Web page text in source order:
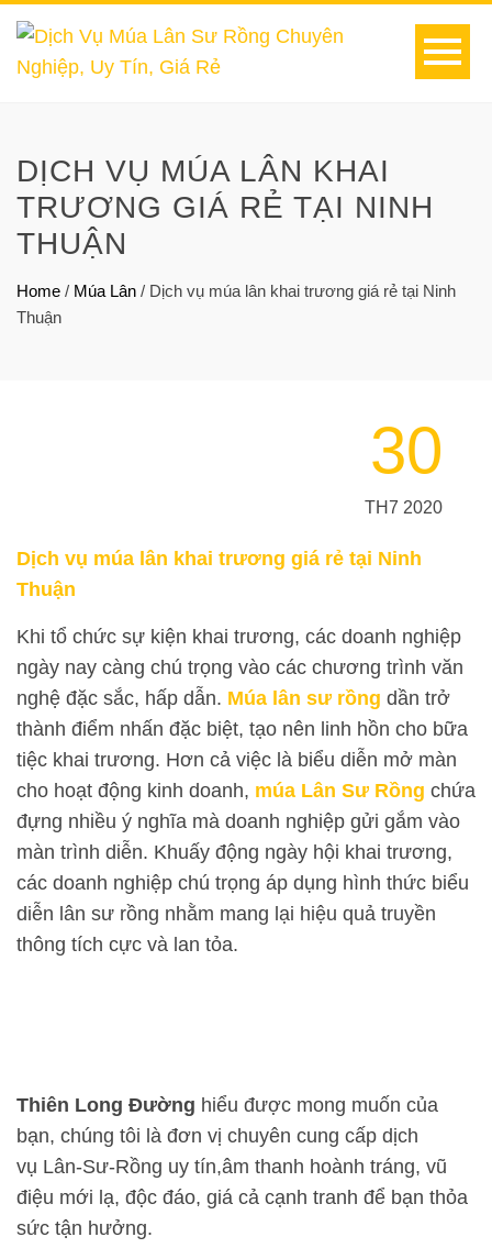
DỊCH VỤ MÚA LÂN KHAI
TRƯƠNG GIÁ RẺ TẠI NINH
THUẬN
Home / Múa Lân / Dịch vụ múa lân khai trương giá rẻ tại Ninh
Thuận
30
TH7 2020
Dịch vụ múa lân khai trương giá rẻ tại Ninh
Thuận
Khi tổ chức sự kiện khai trương, các doanh nghiệp
ngày nay càng chú trọng vào các chương trình văn
nghệ đặc sắc, hấp dẫn. Múa lân sư rồng dần trở
thành điểm nhấn đặc biệt, tạo nên linh hồn cho bữa
tiệc khai trương. Hơn cả việc là biểu diễn mở màn
cho hoạt động kinh doanh, múa Lân Sư Rồng chứa
đựng nhiều ý nghĩa mà doanh nghiệp gửi gắm vào
màn trình diễn. Khuấy động ngày hội khai trương,
các doanh nghiệp chú trọng áp dụng hình thức biểu
diễn lân sư rồng nhằm mang lại hiệu quả truyền
thông tích cực và lan tỏa.
Thiên Long Đường hiểu được mong muốn của
bạn, chúng tôi là đơn vị chuyên cung cấp dịch
vụ Lân-Sư-Rồng uy tín,âm thanh hoành tráng, vũ
điệu mới lạ, độc đáo, giá cả cạnh tranh để bạn thỏa
sức tận hưởng.